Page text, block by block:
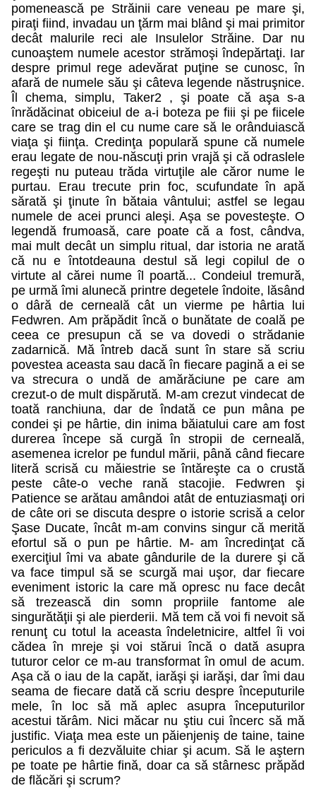
pomenească pe Străinii care veneau pe mare şi,
piraţi fiind, invadau un ţărm mai blând şi mai primitor
decât malurile reci ale Insulelor Străine. Dar nu
cunoaştem numele acestor strămoşi îndepărtaţi. Iar
despre primul rege adevărat puţine se cunosc, în
afară de numele său şi câteva legende năstruşnice.
Îl chema, simplu, Taker2 , şi poate că aşa s-a
înrădăcinat obiceiul de a-i boteza pe fiii şi pe fiicele
care se trag din el cu nume care să le orânduiască
viaţa şi fiinţa. Credinţa populară spune că numele
erau legate de nou-născuţi prin vrajă şi că odraslele
regeşti nu puteau trăda virtuţile ale căror nume le
purtau. Erau trecute prin foc, scufundate în apă
sărată şi ţinute în bătaia vântului; astfel se legau
numele de acei prunci aleşi. Aşa se povesteşte. O
legendă frumoasă, care poate că a fost, cândva,
mai mult decât un simplu ritual, dar istoria ne arată
că nu e întotdeauna destul să legi copilul de o
virtute al cărei nume îl poartă... Condeiul tremură,
pe urmă îmi alunecă printre degetele îndoite, lăsând
o dâră de cerneală cât un vierme pe hârtia lui
Fedwren. Am prăpădit încă o bunătate de coală pe
ceea ce presupun că se va dovedi o strădanie
zadarnică. Mă întreb dacă sunt în stare să scriu
povestea aceasta sau dacă în fiecare pagină a ei se
va strecura o undă de amărăciune pe care am
crezut-o de mult dispărută. M-am crezut vindecat de
toată ranchiuna, dar de îndată ce pun mâna pe
condei şi pe hârtie, din inima băiatului care am fost
durerea începe să curgă în stropii de cerneală,
asemenea icrelor pe fundul mării, până când fiecare
literă scrisă cu măiestrie se întăreşte ca o crustă
peste câte-o veche rană stacojie. Fedwren şi
Patience se arătau amândoi atât de entuziasmaţi ori
de câte ori se discuta despre o istorie scrisă a celor
Şase Ducate, încât m-am convins singur că merită
efortul să o pun pe hârtie. M- am încredinţat că
exerciţiul îmi va abate gândurile de la durere şi că
va face timpul să se scurgă mai uşor, dar fiecare
eveniment istoric la care mă opresc nu face decât
să trezească din somn propriile fantome ale
singurătăţii şi ale pierderii. Mă tem că voi fi nevoit să
renunţ cu totul la aceasta îndeletnicire, altfel îi voi
cădea în mreje şi voi stărui încă o dată asupra
tuturor celor ce m-au transformat în omul de acum.
Aşa că o iau de la capăt, iarăşi şi iarăşi, dar îmi dau
seama de fiecare dată că scriu despre începuturile
mele, în loc să mă aplec asupra începuturilor
acestui tărâm. Nici măcar nu ştiu cui încerc să mă
justific. Viaţa mea este un păienjeniş de taine, taine
periculos a fi dezvăluite chiar şi acum. Să le aştern
pe toate pe hârtie fină, doar ca să stârnesc prăpăd
de flăcări şi scrum?